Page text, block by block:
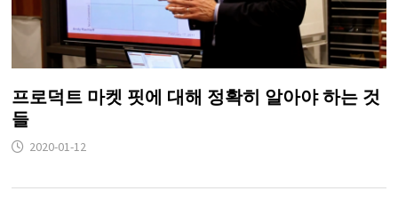
프로덕트 마켓 핏에 대해 정확히 알아야 하는 것
들
2020-01-12